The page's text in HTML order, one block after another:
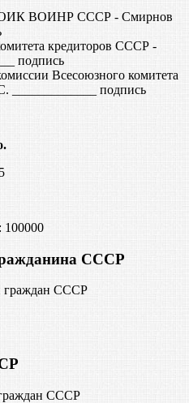
ОИК ВОИНР СССР - Смирнов
кредиторов СССР -
подпись
Всесоюзного комитета
подпись
100000
СССР
граждан СССР
СССР